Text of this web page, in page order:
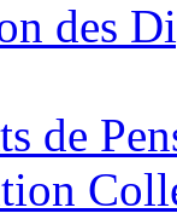
des
de